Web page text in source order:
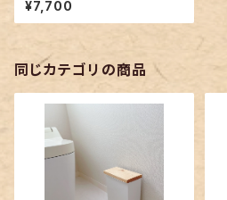
¥7,700
同じカテゴリの商品